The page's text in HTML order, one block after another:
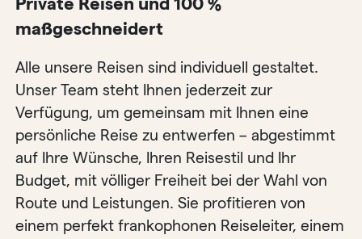
maßgeschneidert
Alle unsere Reisen sind individuell gestaltet.
Unser Team steht Ihnen jederzeit zur
Verfügung, um gemeinsam mit Ihnen eine
persönliche Reise zu entwerfen – abgestimmt
auf Ihre Wünsche, Ihren Reisestil und Ihr
Budget, mit völliger Freiheit bei der Wahl von
Route und Leistungen. Sie profitieren von
einem perfekt frankophonen Reiseleiter, einem